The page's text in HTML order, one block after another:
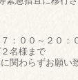
００～２０：
名様まで
関わらずお願い